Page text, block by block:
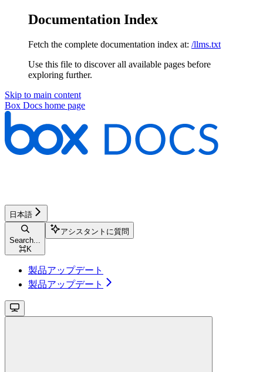
Documentation Index
Fetch the complete documentation index at: /llms.txt
Use this file to discover all available pages before
exploring further.
Skip to main content
Box Docs home page
日本語
Search...
⌘K
アシスタントに質問
製品アップデート
製品アップデート